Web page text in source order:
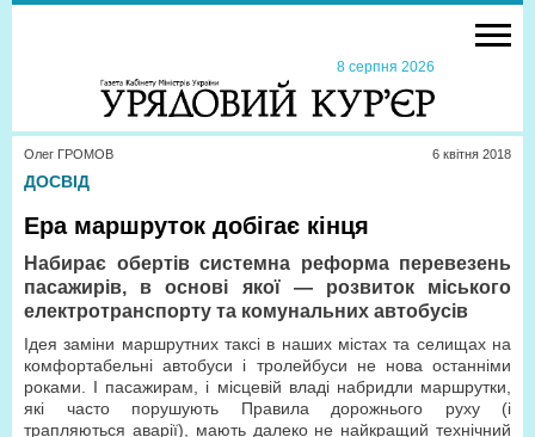
8 серпня 2026
Олег ГРОМОВ 6 квiтня 2018
ДОСВІД
Ера маршруток добігає кінця
Набирає обертів системна реформа перевезень
пасажирів, в основі якої — розвиток міського
електротранспорту та комунальних автобусів
Ідея заміни маршрутних таксі в наших містах та селищах на
комфортабельні автобуси і тролейбуси не нова останніми
роками. І пасажирам, і місцевій владі набридли маршрутки,
які часто порушують Правила дорожнього руху (і
трапляються аварії), мають далеко не найкращий технічний